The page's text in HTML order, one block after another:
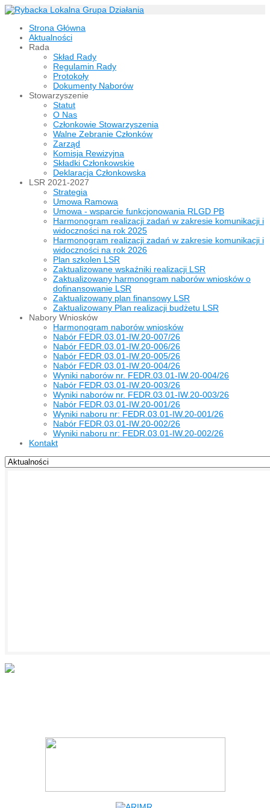
Strona Główna
Aktualności
Rada
Skład Rady
Regulamin Rady
Protokoły
Dokumenty Naborów
Stowarzyszenie
Statut
O Nas
Członkowie Stowarzyszenia
Walne Zebranie Członków
Zarząd
Komisja Rewizyjna
Składki Członkowskie
Deklaracja Członkowska
LSR 2021-2027
Strategia
Umowa Ramowa
Umowa - wsparcie funkcjonowania RLGD PB
Harmonogram realizacji zadań w zakresie komunikacji i
widoczności na rok 2025
Harmonogram realizacji zadań w zakresie komunikacji i
widoczności na rok 2026
Plan szkolen LSR
Zaktualizowane wskaźniki realizacji LSR
Zaktualizowany harmonogram naborów wniosków o
dofinansowanie LSR
Zaktualizowany plan finansowy LSR
Zaktualizowany Plan realizacji budżetu LSR
Nabory Wniosków
Harmonogram naborów wniosków
Nabór FEDR.03.01-IW.20-007/26
Nabór FEDR.03.01-IW.20-006/26
Nabór FEDR.03.01-IW.20-005/26
Nabór FEDR.03.01-IW.20-004/26
Wyniki naborów nr. FEDR.03.01-IW.20-004/26
Nabór FEDR.03.01-IW.20-003/26
Wyniki naborów nr. FEDR.03.01-IW.20-003/26
Nabór FEDR.03.01-IW.20-001/26
Wyniki naboru nr: FEDR.03.01-IW.20-001/26
Nabór FEDR.03.01-IW.20-002/26
Wyniki naboru nr: FEDR.03.01-IW.20-002/26
Kontakt